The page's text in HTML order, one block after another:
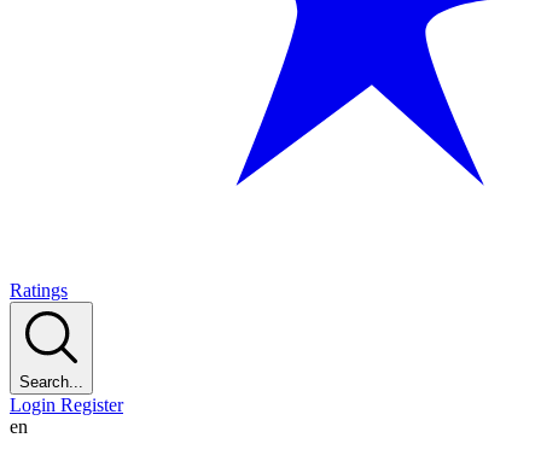
Ratings
Search...
Login Register
en